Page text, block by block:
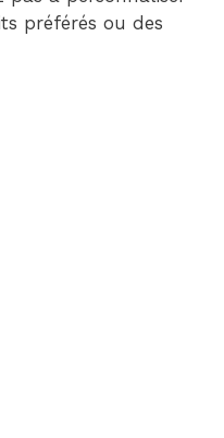
préférés ou des